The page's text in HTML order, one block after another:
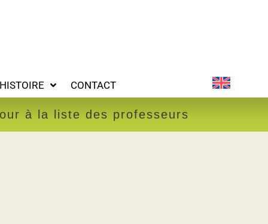
HISTOIRE CONTACT
à la liste des professeurs